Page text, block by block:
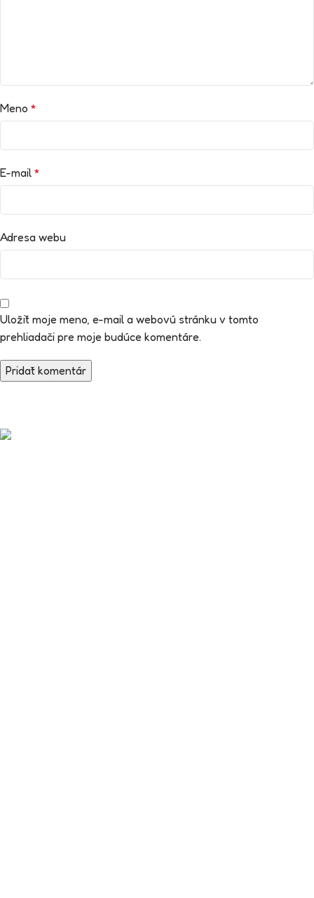
Meno *
E-mail *
Adresa webu
Uložiť moje meno, e-mail a webovú stránku v tomto
prehliadači pre moje budúce komentáre.